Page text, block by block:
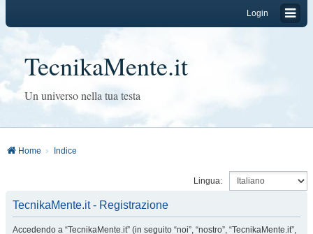
Login
TecnikaMente.it
Un universo nella tua testa
Home Indice
Lingua:
TecnikaMente.it - Registrazione
Accedendo a “TecnikaMente.it” (in seguito “noi”, “nostro”, “TecnikaMente.it”,